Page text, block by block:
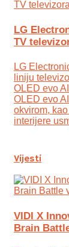
LG
TV
LG
liniju
OLED evo
OLED evo
okvirom,
interijere
Vijesti
VIDI X
Brain